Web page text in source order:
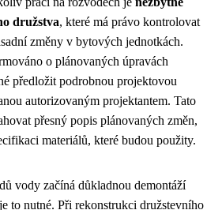
družstva, které má právo kontrolovat
změny v bytových jednotkách.
o plánovaných úpravách
předložit podrobnou projektovou
autorizovaným projektantem. Tato
přesný popis plánovaných změn,
materiálů, které budou použity.
vody začíná důkladnou demontáží
to nutné. Při rekonstrukci družstevního